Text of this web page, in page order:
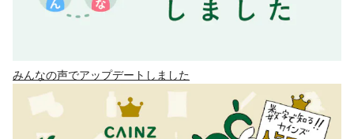
みんなの声でアップデートしました